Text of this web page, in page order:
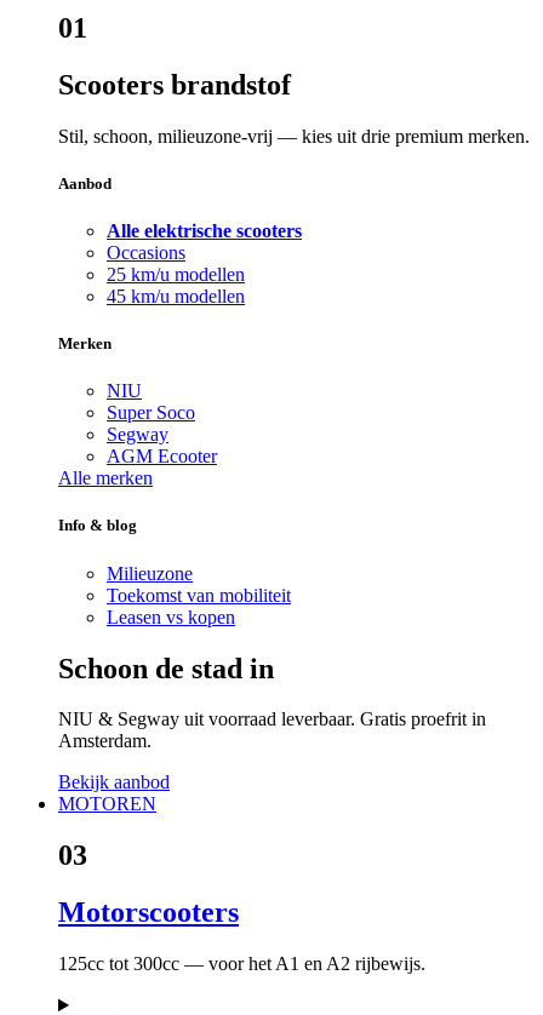
01
Scooters brandstof
Stil, schoon, milieuzone-vrij — kies uit drie premium merken.
Aanbod
Alle elektrische scooters
Occasions
25 km/u modellen
45 km/u modellen
Merken
NIU
Super Soco
Segway
AGM Ecooter
Alle merken
Info & blog
Milieuzone
Toekomst van mobiliteit
Leasen vs kopen
Schoon de stad in
NIU & Segway uit voorraad leverbaar. Gratis proefrit in
Amsterdam.
Bekijk aanbod
MOTOREN
03
Motorscooters
125cc tot 300cc — voor het A1 en A2 rijbewijs.